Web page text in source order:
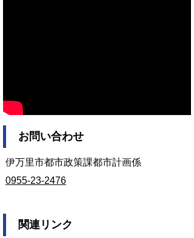
お問い合わせ
伊万里市都市政策課都市計画係
0955-23-2476
関連リンク